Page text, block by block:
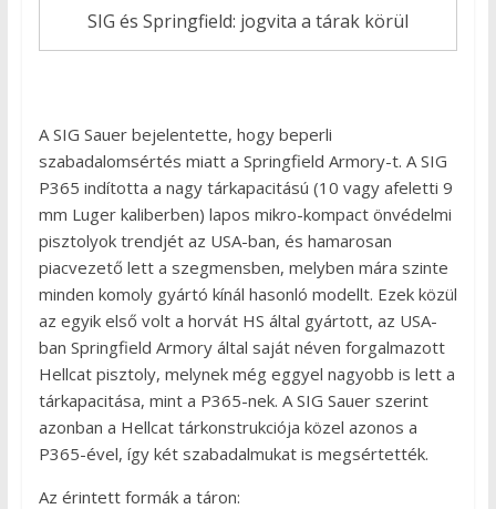
SIG és Springfield: jogvita a tárak körül
A SIG Sauer bejelentette, hogy beperli
szabadalomsértés miatt a Springfield Armory-t. A SIG
P365 indította a nagy tárkapacitású (10 vagy afeletti 9
mm Luger kaliberben) lapos mikro-kompact önvédelmi
pisztolyok trendjét az USA-ban, és hamarosan
piacvezető lett a szegmensben, melyben mára szinte
minden komoly gyártó kínál hasonló modellt. Ezek közül
az egyik első volt a horvát HS által gyártott, az USA-
ban Springfield Armory által saját néven forgalmazott
Hellcat pisztoly, melynek még eggyel nagyobb is lett a
tárkapacitása, mint a P365-nek. A SIG Sauer szerint
azonban a Hellcat tárkonstrukciója közel azonos a
P365-ével, így két szabadalmukat is megsértették.
Az érintett formák a táron: